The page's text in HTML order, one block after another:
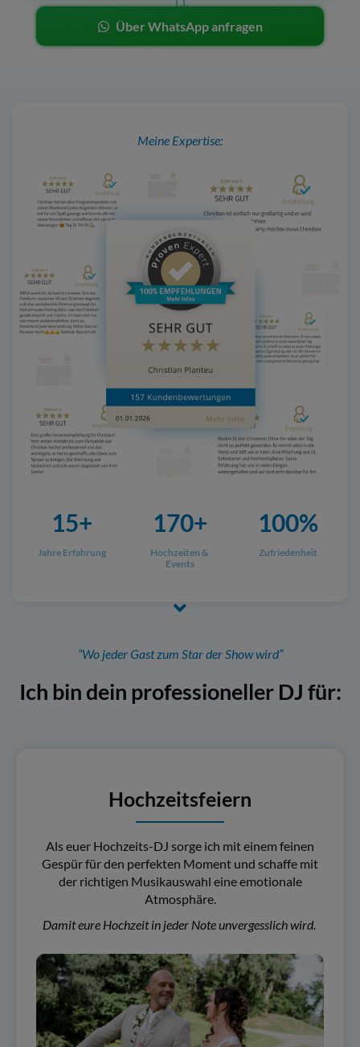
Über WhatsApp anfragen
Meine Expertise:
15+
Jahre Erfahrung
170+
Hochzeiten &
Events
100%
Zufriedenheit
“Wo jeder Gast zum Star der Show wird”
Ich bin dein professioneller DJ für:
Hochzeitsfeiern
Als euer Hochzeits-DJ sorge ich mit einem feinen
Gespür für den perfekten Moment und schaffe mit
der richtigen Musikauswahl eine emotionale
Atmosphäre.
Damit eure Hochzeit in jeder Note unvergesslich wird.